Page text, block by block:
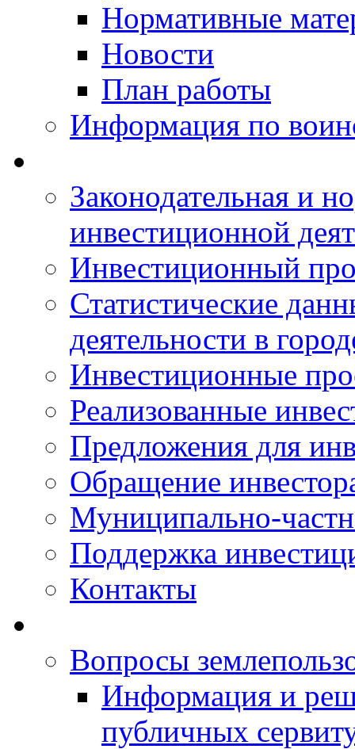
Нормативные
Новости
План работы
Информация по
Законодательная и
инвестиционной
Инвестиционный
Статистические
деятельности в
Инвестиционные
Реализованные
Предложения для
Обращение
Муниципально-
Поддержка
Контакты
Вопросы
Информация и
публичных